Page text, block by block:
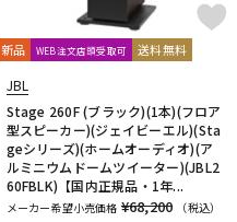
新品 WEB注文店頭受取可 送料無料
JBL
Stage 260F (ブラック)(1本)(フロア
型スピーカー)(ジェイビーエル)(Sta
geシリーズ)(ホームオーディオ)(ア
ルミニウムドームツイーター)(JBL2
60FBLK)【国内正規品・1年...
メーカー希望小売価格 ¥68,200
（税込）